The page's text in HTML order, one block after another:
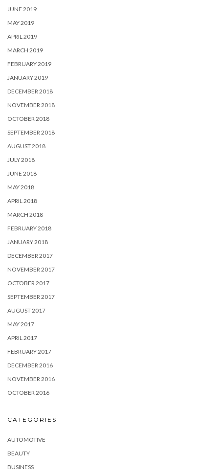
JUNE 2019
MAY 2019
APRIL 2019
MARCH 2019
FEBRUARY 2019
JANUARY 2019
DECEMBER 2018
NOVEMBER 2018
OCTOBER 2018
SEPTEMBER 2018
AUGUST 2018
JULY 2018
JUNE 2018
MAY 2018
APRIL 2018
MARCH 2018
FEBRUARY 2018
JANUARY 2018
DECEMBER 2017
NOVEMBER 2017
OCTOBER 2017
SEPTEMBER 2017
AUGUST 2017
MAY 2017
APRIL 2017
FEBRUARY 2017
DECEMBER 2016
NOVEMBER 2016
OCTOBER 2016
CATEGORIES
AUTOMOTIVE
BEAUTY
BUSINESS